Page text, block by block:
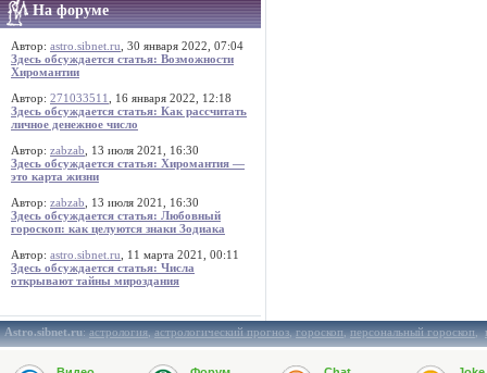
На форуме
Автор: astro.sibnet.ru , 30 января 2022, 07:04
Здесь обсуждается статья: Возможности
Хиромантии
Автор: 271033511
, 16 января 2022, 12:18
Здесь обсуждается статья: Как рассчитать
личное денежное число
Автор: zabzab , 13 июля 2021, 16:30
Здесь обсуждается статья: Хиромантия —
это карта жизни
Автор: zabzab , 13 июля 2021, 16:30
Здесь обсуждается статья: Любовный
гороскоп: как целуются знаки Зодиака
Автор: astro.sibnet.ru , 11 марта 2021, 00:11
Здесь обсуждается статья: Числа
открывают тайны мироздания
Astro.sibnet.ru:астрология,астрологический прогноз,гороскоп,персональный гороскоп,